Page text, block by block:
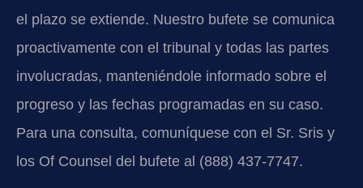
el plazo se extiende. Nuestro bufete se comunica
proactivamente con el tribunal y todas las partes
involucradas, manteniéndole informado sobre el
progreso y las fechas programadas en su caso.
Para una consulta, comuníquese con el Sr. Sris y
los Of Counsel del bufete al (888) 437-7747.